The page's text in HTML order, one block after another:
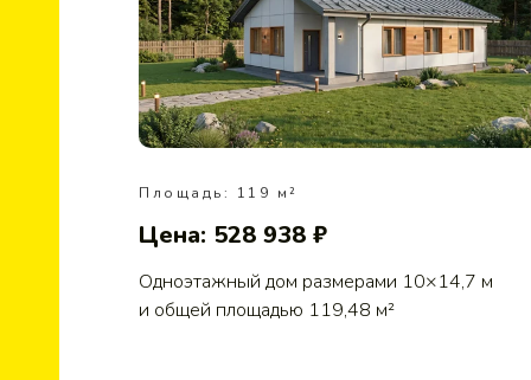
Площадь: 119 м²
Цена: 528 938 ₽
Одноэтажный дом размерами 10×14,7 м
и общей площадью 119,48 м²